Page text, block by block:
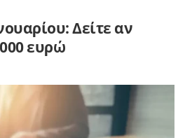
Δείτε αν
ευρώ